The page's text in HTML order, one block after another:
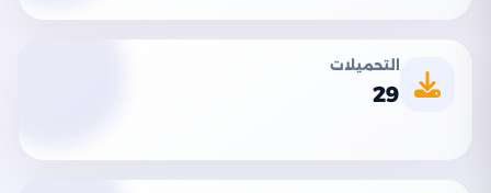
التحميلات
29